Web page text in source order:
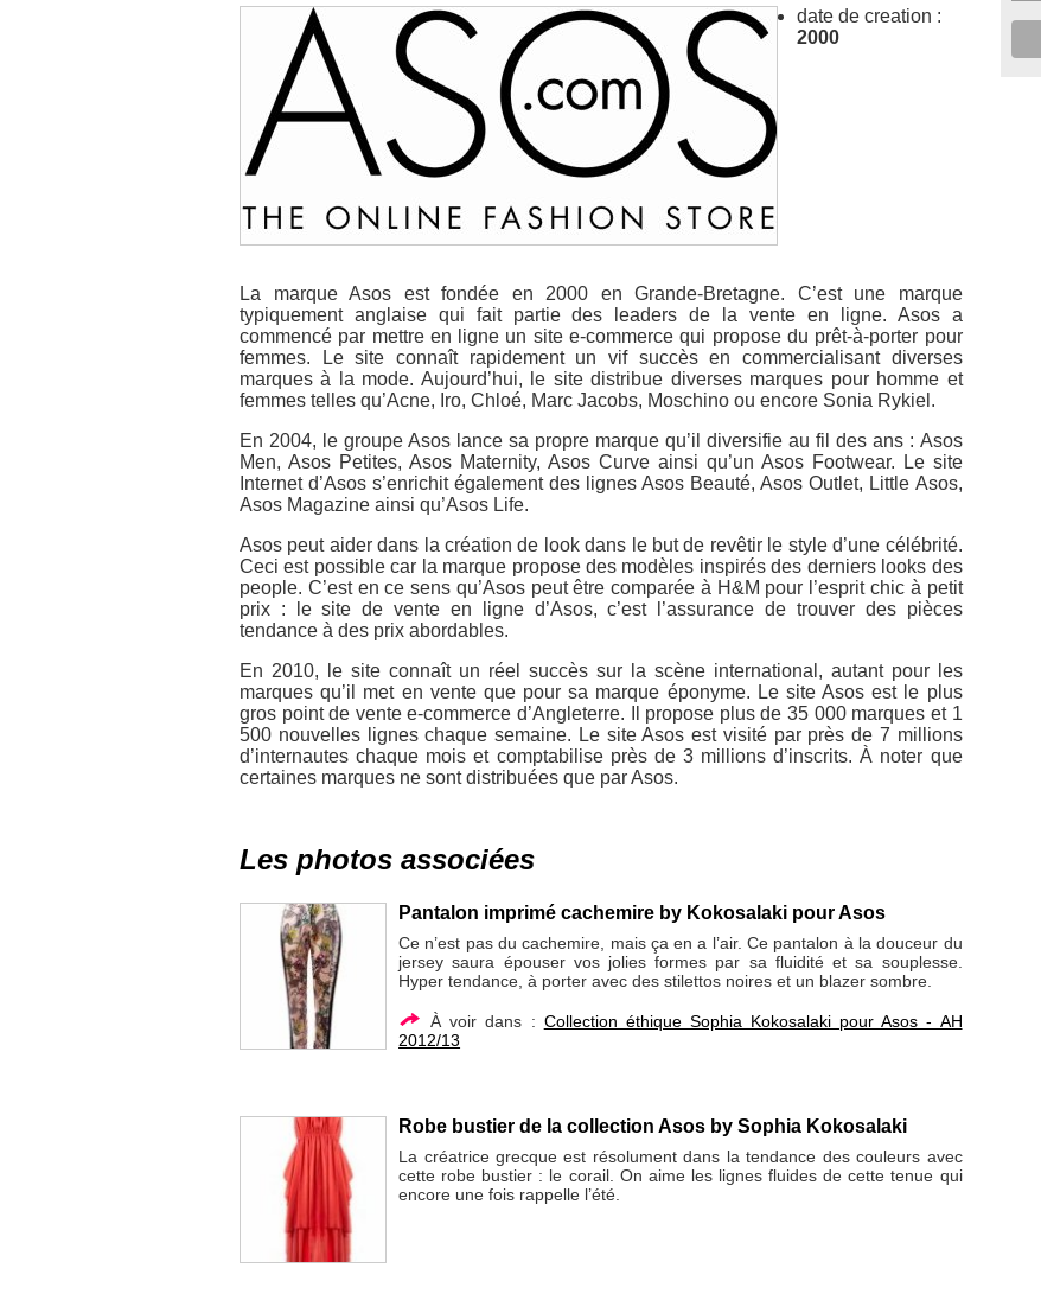
date de creation :
2000
La marque Asos est fondée en 2000 en Grande-Bretagne. C’est une marque
typiquement anglaise qui fait partie des leaders de la vente en ligne. Asos a
commencé par mettre en ligne un site e-commerce qui propose du prêt-à-porter pour
femmes. Le site connaît rapidement un vif succès en commercialisant diverses
marques à la mode. Aujourd’hui, le site distribue diverses marques pour homme et
femmes telles qu’Acne, Iro, Chloé, Marc Jacobs, Moschino ou encore Sonia Rykiel.
En 2004, le groupe Asos lance sa propre marque qu’il diversifie au fil des ans : Asos
Men, Asos Petites, Asos Maternity, Asos Curve ainsi qu’un Asos Footwear. Le site
Internet d’Asos s’enrichit également des lignes Asos Beauté, Asos Outlet, Little Asos,
Asos Magazine ainsi qu’Asos Life.
Asos peut aider dans la création de look dans le but de revêtir le style d’une célébrité.
Ceci est possible car la marque propose des modèles inspirés des derniers looks des
people. C’est en ce sens qu’Asos peut être comparée à H&M pour l’esprit chic à petit
prix : le site de vente en ligne d’Asos, c’est l’assurance de trouver des pièces
tendance à des prix abordables.
En 2010, le site connaît un réel succès sur la scène international, autant pour les
marques qu’il met en vente que pour sa marque éponyme. Le site Asos est le plus
gros point de vente e-commerce d’Angleterre. Il propose plus de 35 000 marques et 1
500 nouvelles lignes chaque semaine. Le site Asos est visité par près de 7 millions
d’internautes chaque mois et comptabilise près de 3 millions d’inscrits. À noter que
certaines marques ne sont distribuées que par Asos.
Les photos associées
Pantalon imprimé cachemire by Kokosalaki pour Asos
Ce n’est pas du cachemire, mais ça en a l’air. Ce pantalon à la douceur du
jersey saura épouser vos jolies formes par sa fluidité et sa souplesse.
Hyper tendance, à porter avec des stilettos noires et un blazer sombre.
À voir dans : Collection éthique Sophia Kokosalaki pour Asos - AH
2012/13
Robe bustier de la collection Asos by Sophia Kokosalaki
La créatrice grecque est résolument dans la tendance des couleurs avec
cette robe bustier : le corail. On aime les lignes fluides de cette tenue qui
encore une fois rappelle l’été.